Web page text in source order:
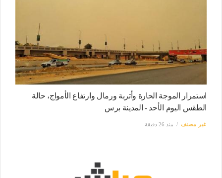
استمرار الموجة الحارة وأتربة ورمال وارتفاع الأمواج، حالة
الطقس اليوم الأحد - المدينة برس
غير مصنف منذ 26 دقيقة